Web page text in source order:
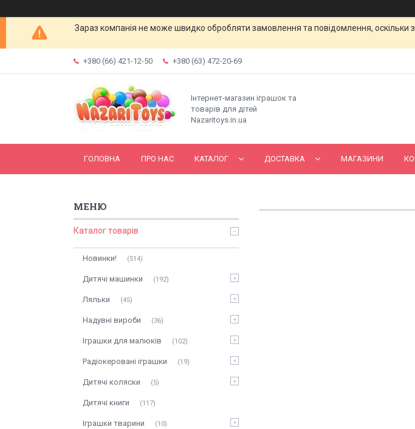
Зараз компанія не може швидко обробляти замовлення та повідомлення,
+380 (66) 421-12-50 +380 (63) 472-20-69
Інтернет-магазин іграшок та
товарів для дітей
Nazaritoys.in.ua
ГОЛОВНА ПРО НАС КАТАЛОГ ДОСТАВКА МАГАЗИНИ
Каталог товарів
Новинки! 514
Дитячі машинки 192
Ляльки 45
Надувні вироби 36
Іграшки для малюків 102
Радіокеровані іграшки 19
Дитячі коляски 5
Дитячі книги 117
Іграшки тварини 10